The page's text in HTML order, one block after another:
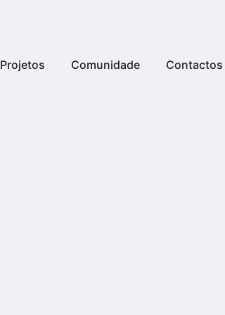
Projetos Comunidade Contactos